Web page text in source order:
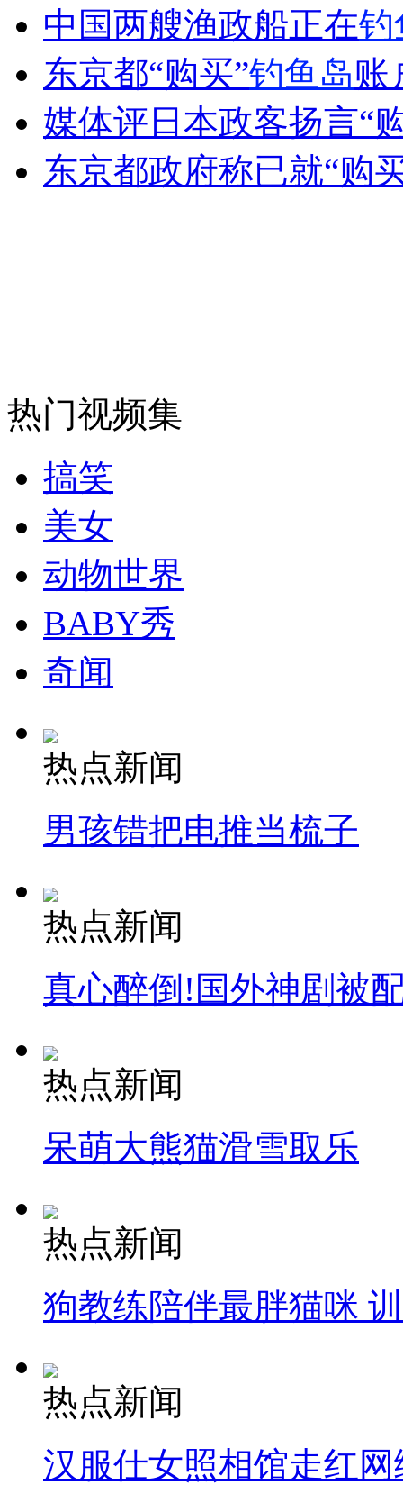
女孩北京地铁殴打老人 痛下狠手拳打脚踢
无痛分娩是否安全 医生回应
外交部：反对强权政治霸凌主义
走！跟着总书记去植树
消防员救轻生者
司机酒驾遇交警 急速倒车逃窜
中国两艘渔政船正在钓
东京都“购买”钓鱼岛账
媒体评日本政客扬言“
东京都政府称已就“购
热门视频集
搞笑
美女
动物世界
BABY秀
奇闻
热点新闻
男孩错把电推当梳子
热点新闻
真心醉倒!国外神剧被
热点新闻
呆萌大熊猫滑雪取乐
热点新闻
狗教练陪伴最胖猫咪
热点新闻
汉服仕女照相馆走红网